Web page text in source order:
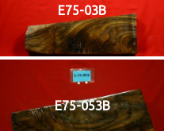
E75-03B
E75-053B